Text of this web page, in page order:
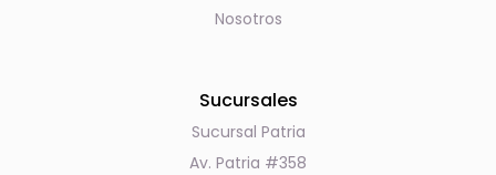
Nosotros
Sucursales
Sucursal Patria
Av. Patria #358